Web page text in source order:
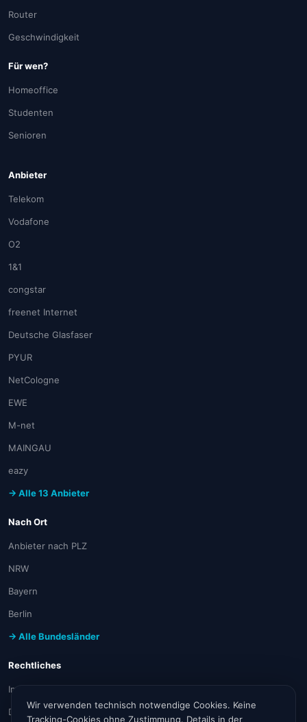
Router
Geschwindigkeit
Für wen?
Homeoffice
Studenten
Senioren
Anbieter
Telekom
Vodafone
O2
1&1
congstar
freenet Internet
Deutsche Glasfaser
PYUR
NetCologne
EWE
M-net
MAINGAU
eazy
→ Alle 13 Anbieter
Nach Ort
Anbieter nach PLZ
NRW
Bayern
Berlin
→ Alle Bundesländer
Rechtliches
Impressum
Datenschutz
Wir verwenden technisch notwendige Cookies. Keine
Tracking-Cookies ohne Zustimmung. Details in der